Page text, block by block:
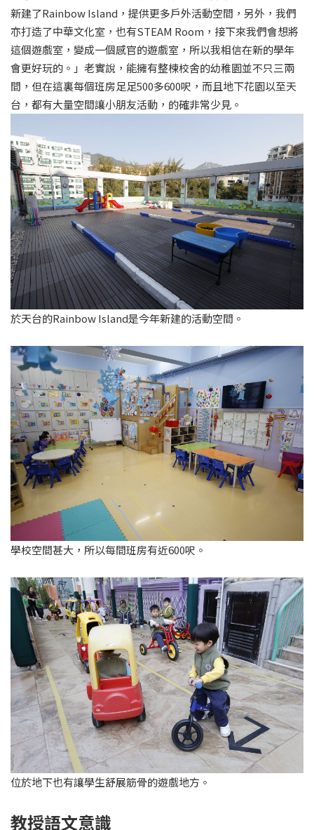
新建了Rainbow Island，提供更多戶外活動空間，另外，我們
亦打造了中華文化室，也有STEAM Room，接下來我們會想將
這個遊戲室，變成一個感官的遊戲室，所以我相信在新的學年
會更好玩的。」老實說，能擁有整楝校舍的幼稚園並不只三兩
間，但在這裏每個班房足足500多600呎，而且地下花園以至天
台，都有大量空間讓小朋友活動，的確非常少見。
於天台的Rainbow Island是今年新建的活動空間。
學校空間甚大，所以每間班房有近600呎。
位於地下也有讓學生舒展筋骨的遊戲地方。
教授語文意識